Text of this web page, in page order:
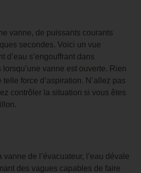
vanne, de puissants courants
secondes. Voici un vue
d’eau s’engouffrant dans
lorsqu’une vanne est ouverte. Rien
force d’aspiration. N’allez pas
contrôler la situation si vous êtes
de l’évacuateur, l’eau dévale
des vagues capables de faire